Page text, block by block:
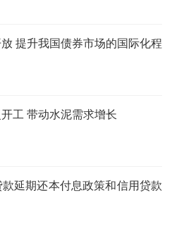
提升我国债券市场的国际化程
工 带动水泥需求增长
延期还本付息政策和信用贷款